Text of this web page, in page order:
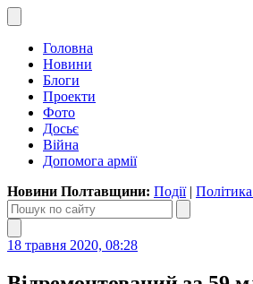
Головна
Новини
Блоги
Проекти
Фото
Досьє
Війна
Допомога армії
Новини Полтавщини: Події| Політика
18 травня 2020, 08:28